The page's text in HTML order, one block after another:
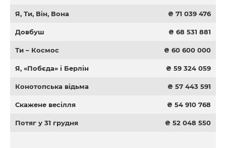
Я, Ти, Він, Вона ₴ 71 039 476
Довбуш ₴ 68 531 881
Ти – Космос ₴ 60 600 000
Я, «Побєда» і Берлін ₴ 59 324 059
Конотопська відьма ₴ 57 443 591
Скажене весілля ₴ 54 910 768
Потяг у 31 грудня ₴ 52 048 550